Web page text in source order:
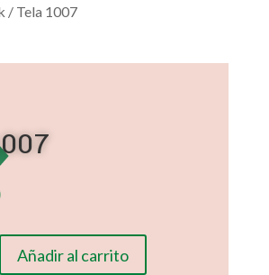
/ Tela 1007
Añadir al carrito